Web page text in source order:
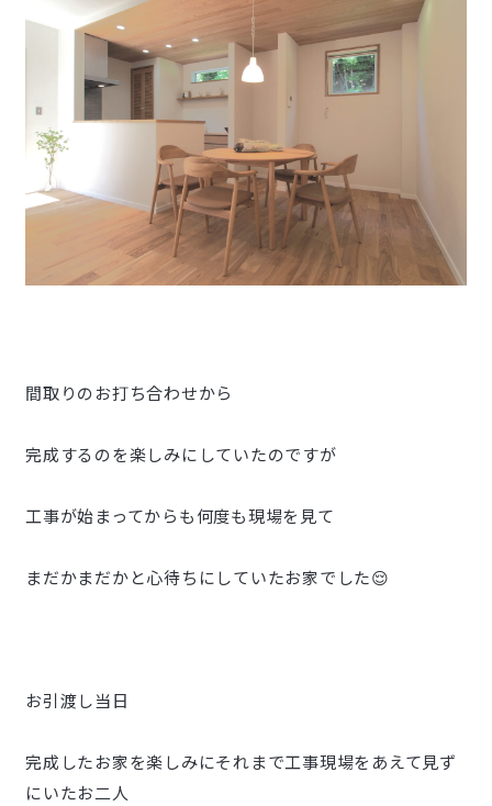
間取りのお打ち合わせから
完成するのを楽しみにしていたのですが
工事が始まってからも何度も現場を見て
まだかまだかと心待ちにしていたお家でした😌
お引渡し当日
完成したお家を楽しみにそれまで工事現場をあえて見ず
にいたお二人